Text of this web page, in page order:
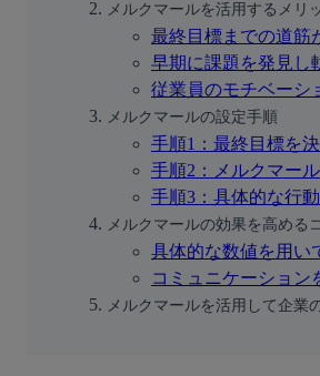
メルクマールを活用するメリ
最終目標までの道筋
早期に課題を発見し
従業員のモチベーシ
メルクマールの設定手順
手順1：最終目標を
手順2：メルクマー
手順3：具体的な行
メルクマールの効果を高める
具体的な数値を用い
コミュニケーション
メルクマールを活用して企業